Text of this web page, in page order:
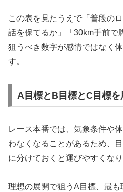
この表を見たうえで「普段の
話を保てるか」「30km手前で
狙うべき数字が感情ではなく
す。
A目標とB目標とC目標
レース本番では、気象条件や
わなくなることがあるため、
に分けておくと運びやすくなり
理想の展開で狙うA目標、最